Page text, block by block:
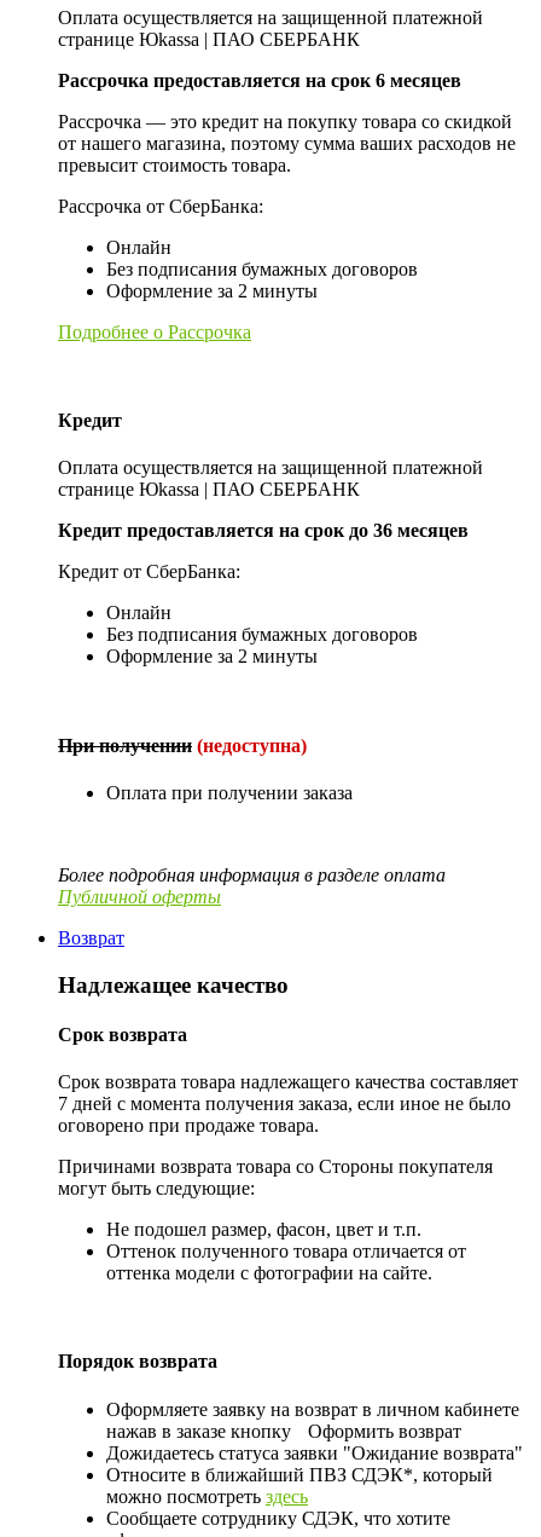
Оплата осуществляется на защищенной платежной
странице Юkassa | ПАО СБЕРБАНК
Рассрочка предоставляется на срок 6 месяцев
Рассрочка — это кредит на покупку товара со скидкой
от нашего магазина, поэтому сумма ваших расходов не
превысит стоимость товара.
Рассрочка от СберБанка:
Онлайн
Без подписания бумажных договоров
Оформление за 2 минуты
Подробнее о Рассрочка
Кредит
Оплата осуществляется на защищенной платежной
странице Юkassa | ПАО СБЕРБАНК
Кредит предоставляется на срок до 36 месяцев
Кредит от СберБанка:
Онлайн
Без подписания бумажных договоров
Оформление за 2 минуты
При получении (недоступна)
Оплата при получении заказа
Более подробная информация в разделе оплата
Публичной оферты
Возврат
Надлежащее качество
Срок возврата
Срок возврата товара надлежащего качества составляет
7 дней с момента получения заказа, если иное не было
оговорено при продаже товара.
Причинами возврата товара со Стороны покупателя
могут быть следующие:
Не подошел размер, фасон, цвет и т.п.
Оттенок полученного товара отличается от
оттенка модели с фотографии на сайте.
Порядок возврата
Оформляете заявку на возврат в личном кабинете
нажав в заказе кнопку
Оформить возврат
Дожидаетесь статуса заявки "Ожидание возврата"
Относите в ближайший ПВЗ СДЭК*, который
можно посмотреть здесь
Сообщаете сотруднику СДЭК, что хотите